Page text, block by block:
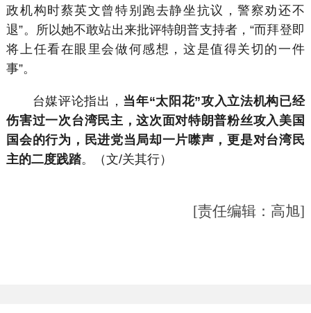
政机构时蔡英文曾特别跑去静坐抗议，警察劝还不
退”。所以她不敢站出来批评特朗普支持者，“而拜登即
将上任看在眼里会做何感想，这是值得关切的一件
事”。
台媒评论指出， 当年“太阳花”攻入立法机构已经
伤害过一次台湾民主，这次面对特朗普粉丝攻入美国
国会的行为，民进党当局却一片噤声，更是对台湾民
主的二度践踏。（文/关其行）
[责任编辑：高旭]